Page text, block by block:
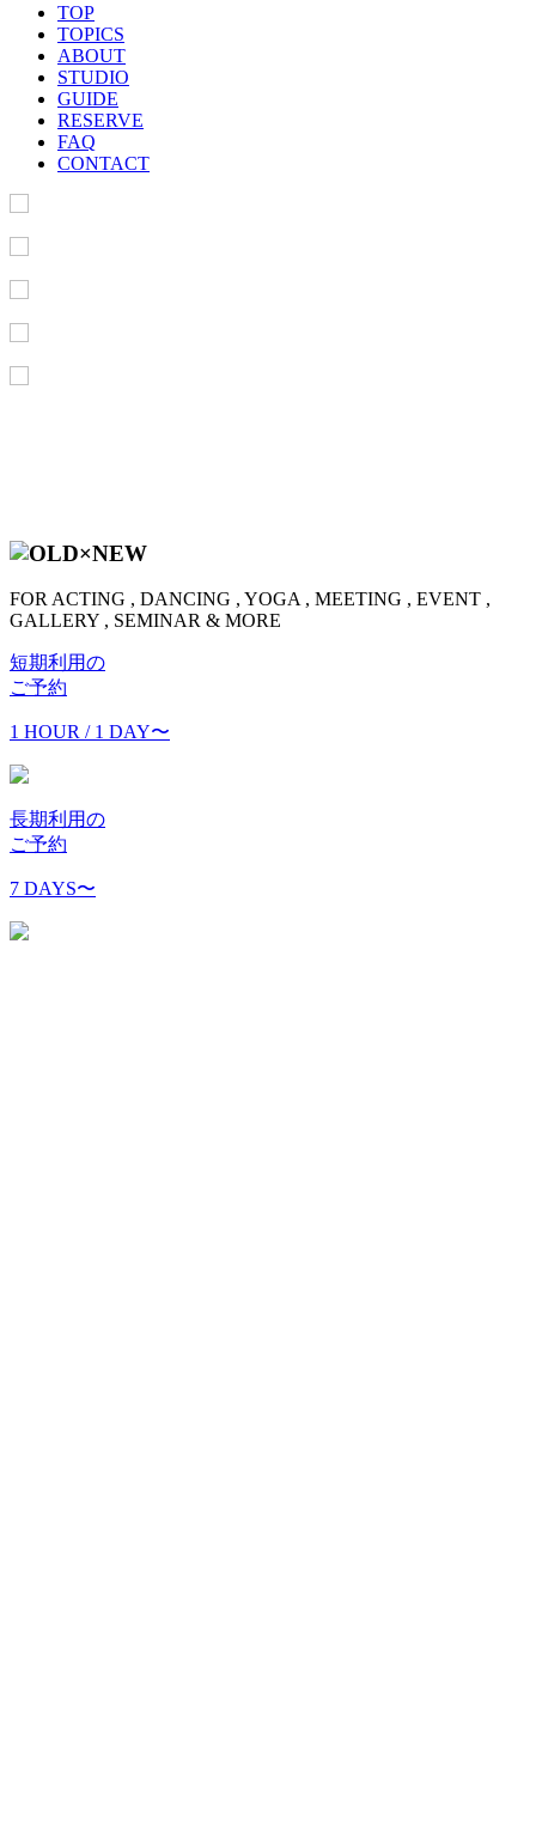
TOP
TOPICS
ABOUT
STUDIO
GUIDE
RESERVE
FAQ
CONTACT
FOR ACTING , DANCING , YOGA , MEETING , EVENT ,
GALLERY , SEMINAR & MORE
短期利用の
ご予約
1 HOUR / 1 DAY〜
長期利用の
ご予約
7 DAYS〜